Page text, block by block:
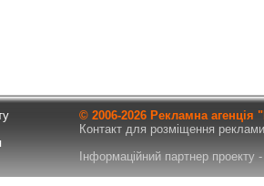
© 2006-2026 Рекламна
Контакт для розміщення
Інформаційний партнер проекту